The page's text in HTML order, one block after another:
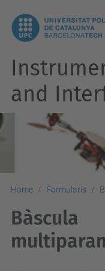
and
Home Formularis
Bàscula